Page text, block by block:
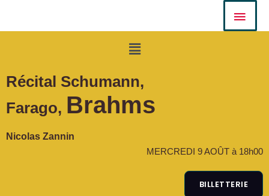
Menu
Récital Schumann,
Farago, Brahms
Nicolas Zannin
MERCREDI 9 AOÛT à 18h00
BILLETTERIE